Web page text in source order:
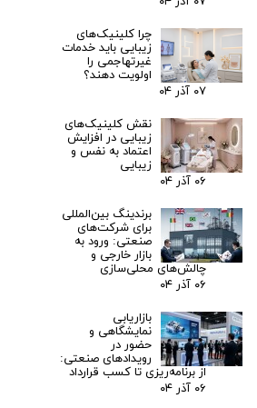
چرا کلینیک‌های
زیبایی باید خدمات
غیرتهاجمی را
اولویت دهند؟
۰۷ آذر ۰۴
نقش کلینیک‌های
زیبایی در افزایش
اعتماد به نفس و
زیبایی
۰۶ آذر ۰۴
برندینگ بین‌المللی
برای شرکت‌های
صنعتی: ورود به
بازار خارجی و
چالش‌های محلی‌سازی
۰۶ آذر ۰۴
بازاریابی
نمایشگاهی و
حضور در
رویدادهای صنعتی:
از برنامه‌ریزی تا کسب قرارداد
۰۶ آذر ۰۴